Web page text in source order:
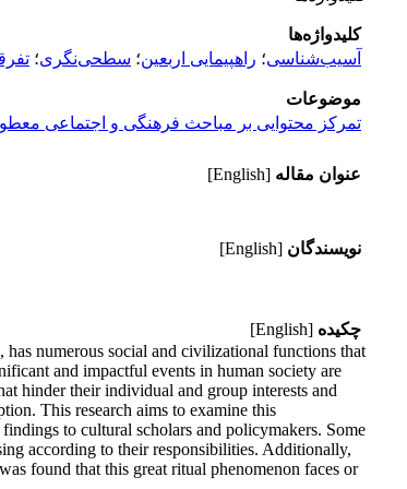
کلیدواژه‌ها
آسیب‌شناسی؛ راهپیمایی اربعین؛ سطحی‌نگری؛
موضوعات
تمرکز محتوایی بر مباحث فرهنگی و اجتماعی
عنوان مقاله [English]
نویسندگان [English]
چکیده [English]
numerous social and civilizational functions that
and impactful events in human society are
hinder their individual and group interests and
This research aims to examine this
to cultural scholars and policymakers. Some
according to their responsibilities. Additionally,
found that this great ritual phenomenon faces or